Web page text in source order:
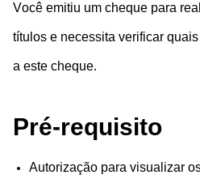
Você emitiu um cheque para
títulos e necessita verificar
a este cheque.
Pré-requisito
Autorização para visualizar